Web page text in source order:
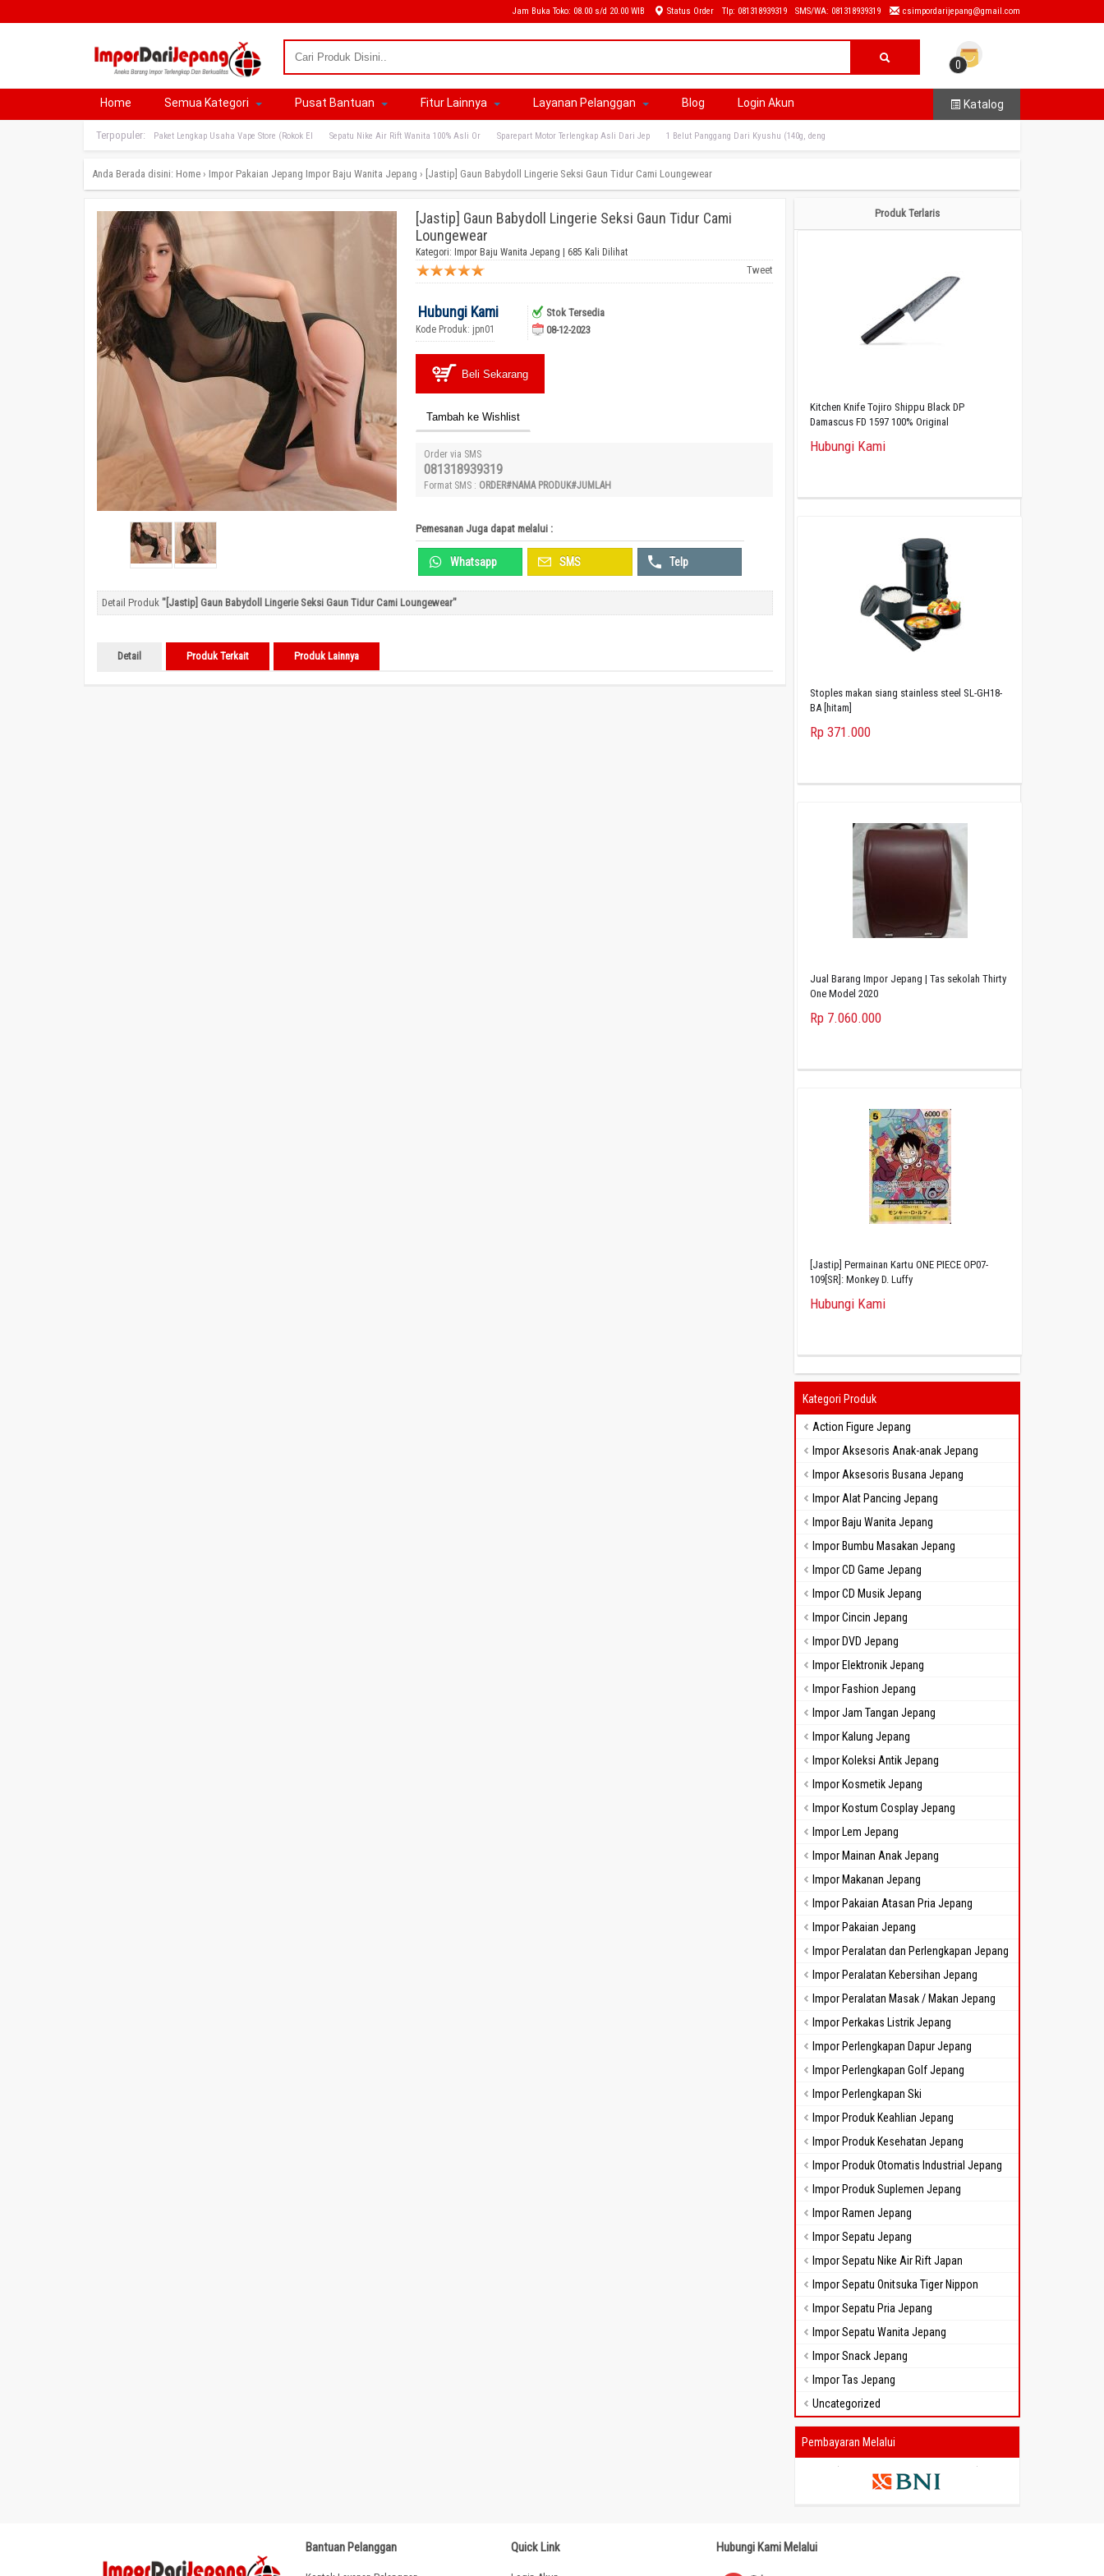
Jam Buka Toko: 08.00 s/d 20.00 WIB Status Order Tlp: 081318939319 SMS/WA: 081318939319 csimpordarijepang@gmail.com
0
Home Semua Kategori Pusat Bantuan Fitur Lainnya Layanan Pelanggan Blog Login Akun Katalog
Terpopuler: Paket Lengkap Usaha Vape Store (Rokok El Sepatu Nike Air Rift Wanita 100% Asli Or Sparepart Motor Terlengkap Asli Dari Jep 1 Belut Panggang Dari Kyushu (140g, deng
Anda Berada disini: Home › Impor Pakaian Jepang Impor Baju Wanita Jepang › [Jastip] Gaun Babydoll Lingerie Seksi Gaun Tidur Cami Loungewear
[Jastip] Gaun Babydoll Lingerie Seksi Gaun Tidur Cami
Loungewear
Kategori: Impor Baju Wanita Jepang | 685 Kali Dilihat
Tweet
Hubungi Kami
Kode Produk: jpn01
Stok Tersedia
08-12-2023
Beli Sekarang
Tambah ke Wishlist
Order via SMS
081318939319
Format SMS : ORDER#NAMA PRODUK#JUMLAH
Pemesanan Juga dapat melalui :
Whatsapp SMS Telp
Detail Produk "[Jastip] Gaun Babydoll Lingerie Seksi Gaun Tidur Cami Loungewear"
Detail Produk Terkait Produk Lainnya
Produk Terlaris
Kitchen Knife Tojiro Shippu Black DP
Damascus FD 1597 100% Original
Hubungi Kami
Stoples makan siang stainless steel SL-GH18-
BA [hitam]
Rp 371.000
Jual Barang Impor Jepang | Tas sekolah Thirty
One Model 2020
Rp 7.060.000
[Jastip] Permainan Kartu ONE PIECE OP07-
109[SR]: Monkey D. Luffy
Hubungi Kami
Kategori Produk
Action Figure Jepang
Impor Aksesoris Anak-anak Jepang
Impor Aksesoris Busana Jepang
Impor Alat Pancing Jepang
Impor Baju Wanita Jepang
Impor Bumbu Masakan Jepang
Impor CD Game Jepang
Impor CD Musik Jepang
Impor Cincin Jepang
Impor DVD Jepang
Impor Elektronik Jepang
Impor Fashion Jepang
Impor Jam Tangan Jepang
Impor Kalung Jepang
Impor Koleksi Antik Jepang
Impor Kosmetik Jepang
Impor Kostum Cosplay Jepang
Impor Lem Jepang
Impor Mainan Anak Jepang
Impor Makanan Jepang
Impor Pakaian Atasan Pria Jepang
Impor Pakaian Jepang
Impor Peralatan dan Perlengkapan Jepang
Impor Peralatan Kebersihan Jepang
Impor Peralatan Masak / Makan Jepang
Impor Perkakas Listrik Jepang
Impor Perlengkapan Dapur Jepang
Impor Perlengkapan Golf Jepang
Impor Perlengkapan Ski
Impor Produk Keahlian Jepang
Impor Produk Kesehatan Jepang
Impor Produk Otomatis Industrial Jepang
Impor Produk Suplemen Jepang
Impor Ramen Jepang
Impor Sepatu Jepang
Impor Sepatu Nike Air Rift Japan
Impor Sepatu Onitsuka Tiger Nippon
Impor Sepatu Pria Jepang
Impor Sepatu Wanita Jepang
Impor Snack Jepang
Impor Tas Jepang
Uncategorized
Pembayaran Melalui
Bantuan Pelanggan Quick Link Hubungi Kami Melalui